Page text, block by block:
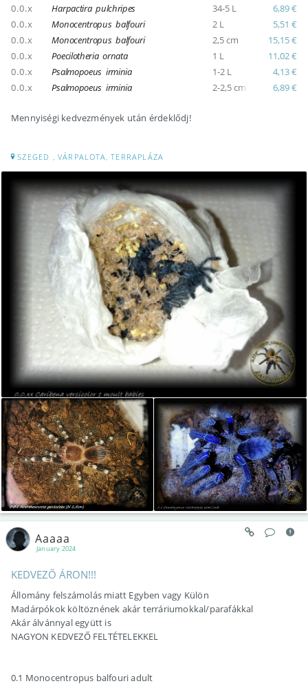
0.0.x
Harpactira pulchripes 34-5 L
6,89 €
0.0.x
Monocentropus balfouri 2 L
5,51 €
0.0.x
Monocentropus balfouri 2,5 cm
15,15 €
0.0.x
Poecilotheria ornata 1 L
11,02 €
0.0.x
Psalmopoeus irminia 1-2 L
4,13 €
0.0.x
Psalmopoeus irminia 2-2,5 cm 6,89 €
Mennyiségi kedvezmények után érdeklődj!
SZEGED , VÁRPALOTA, TERRAPLÁZA
January 2024
Aaaaa
KEDVEZŐ ÁRON!!!
Állomány felszámolás miatt Egyben vagy Külön
Madárpókok költöznének akár terráriumokkal/parafákkal
Akár álvánnyal együtt is
NAGYON KEDVEZŐ FELTÉTELEKKEL
0.1 Monocentropus balfouri adult